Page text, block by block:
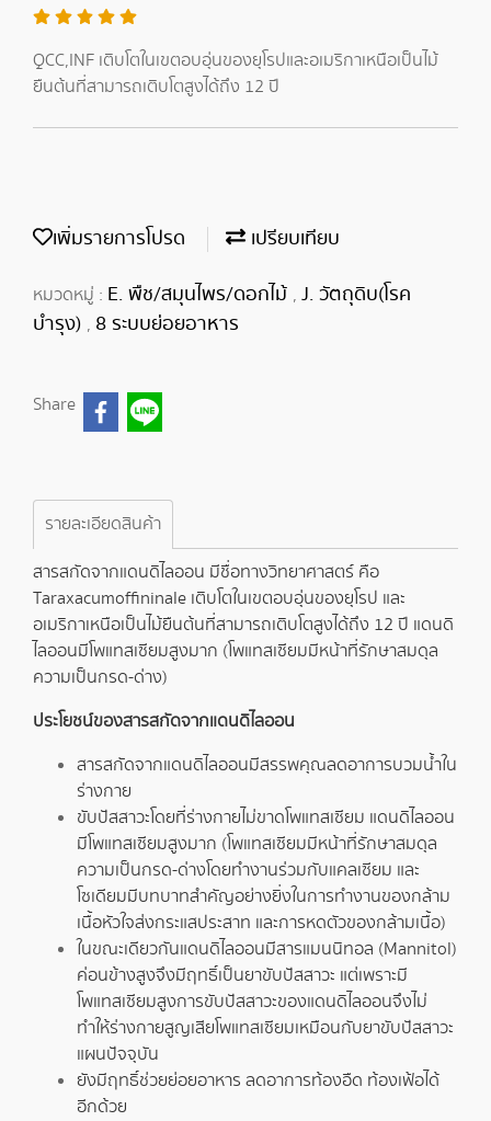
QCC,INF เติบโตในเขตอบอุ่นของยุโรปและอเมริกาเหนือเป็นไม้
ยืนต้นที่สามารถเติบโตสูงได้ถึง 12 ปี
เพิ่มรายการโปรด เปรียบเทียบ
หมวดหมู่ : E. พืช/สมุนไพร/ดอกไม้ , J. วัตถุดิบ(โรค
บำรุง) , 8 ระบบย่อยอาหาร
Share
รายละเอียดสินค้า
สารสกัดจากแดนดิไลออน มีชื่อทางวิทยาศาสตร์ คือ
Taraxacumoffininale เติบโตในเขตอบอุ่นของยุโรป และ
อเมริกาเหนือเป็นไม้ยืนต้นที่สามารถเติบโตสูงได้ถึง 12 ปี แดนดิ
ไลออนมีโพแทสเซียมสูงมาก (โพแทสเซียมมีหน้าที่รักษาสมดุล
ความเป็นกรด-ด่าง)
ประโยชน์ของสารสกัดจากแดนดิไลออน
สารสกัดจากแดนดิไลออนมีสรรพคุณลดอาการบวมน้ำใน
ร่างกาย
ขับปัสสาวะโดยที่ร่างกายไม่ขาดโพแทสเซียม แดนดิไลออน
มีโพแทสเซียมสูงมาก (โพแทสเซียมมีหน้าที่รักษาสมดุล
ความเป็นกรด-ด่างโดยทำงานร่วมกับแคลเซียม และ
โซเดียมมีบทบาทสำคัญอย่างยิ่งในการทำงานของกล้าม
เนื้อหัวใจส่งกระแสประสาท และการหดตัวของกล้ามเนื้อ)
ในขณะเดียวกันแดนดิไลออนมีสารแมนนิทอล (Mannitol)
ค่อนข้างสูงจึงมีฤทธิ์เป็นยาขับปัสสาวะ แต่เพราะมี
โพแทสเซียมสูงการขับปัสสาวะของแดนดิไลออนจึงไม่
ทำให้ร่างกายสูญเสียโพแทสเซียมเหมือนกับยาขับปัสสาวะ
แผนปัจจุบัน
ยังมีฤทธิ์ช่วยย่อยอาหาร ลดอาการท้องอืด ท้องเฟ้อได้
อีกด้วย